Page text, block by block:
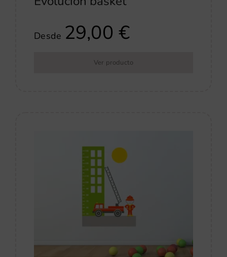
Desde 29,00€
Ver producto